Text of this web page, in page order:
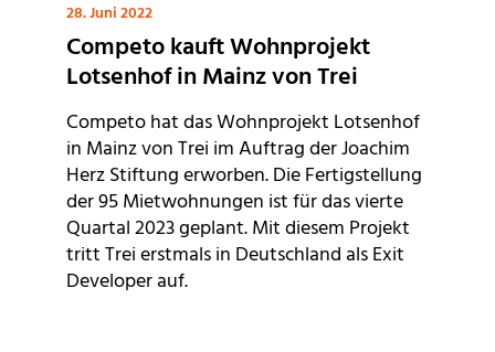
28. Juni 2022
Competo kauft Wohnprojekt
Lotsenhof in Mainz von Trei
Competo hat das Wohnprojekt Lotsenhof
in Mainz von Trei im Auftrag der Joachim
Herz Stiftung erworben. Die Fertigstellung
der 95 Mietwohnungen ist für das vierte
Quartal 2023 geplant. Mit diesem Projekt
tritt Trei erstmals in Deutschland als Exit
Developer auf.